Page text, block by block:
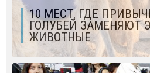
10 МЕСТ, ГДЕ
ГОЛУБЕЙ ЗАМЕНЯЮТ
ЖИВОТНЫЕ